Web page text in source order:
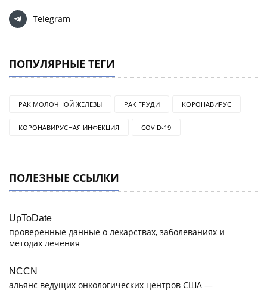
Telegram
ПОПУЛЯРНЫЕ ТЕГИ
РАК МОЛОЧНОЙ ЖЕЛЕЗЫ РАК ГРУДИ КОРОНАВИРУС
КОРОНАВИРУСНАЯ ИНФЕКЦИЯ COVID-19
ПОЛЕЗНЫЕ ССЫЛКИ
UpToDate
проверенные данные о лекарствах, заболеваниях и
методах лечения
NCCN
альянс ведущих онкологических центров США —